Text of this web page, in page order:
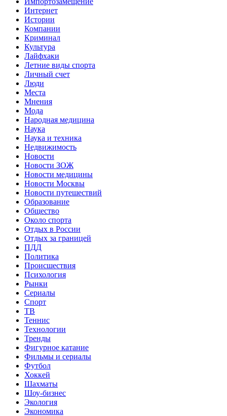
Интернет
Истории
Компании
Криминал
Культура
Лайфхаки
Летние виды спорта
Личный счет
Люди
Места
Мнения
Мода
Народная медицина
Наука
Наука и техника
Недвижимость
Новости
Новости ЗОЖ
Новости медицины
Новости Москвы
Новости путешествий
Образование
Общество
Около спорта
Отдых в России
Отдых за границей
ПДД
Политика
Происшествия
Психология
Рынки
Сериалы
Спорт
ТВ
Теннис
Технологии
Тренды
Фигурное катание
Фильмы и сериалы
Футбол
Хоккей
Шахматы
Шоу-бизнес
Экология
Экономика